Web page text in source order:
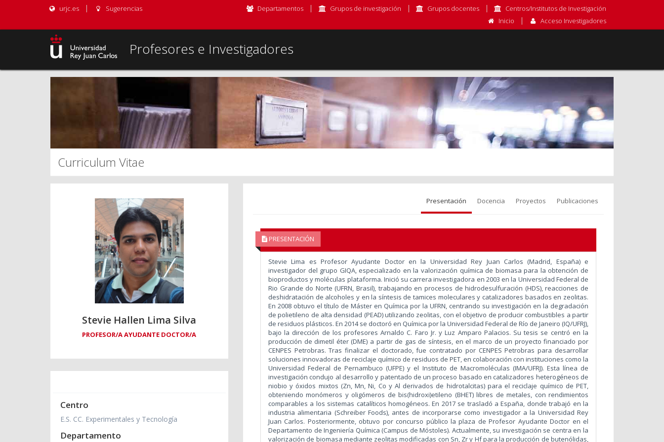
urjc.es Sugerencias Departamentos Grupos de investigación Grupos docentes
Centros/Institutos de Investigación
Inicio
Acceso Investigadores
Profesores e Investigadores
Curriculum Vitae
Stevie Hallen Lima Silva
PROFESOR/A AYUDANTE DOCTOR/A
Centro
E.S. CC. Experimentales y Tecnología
Departamento
Presentación Docencia Proyectos Publicaciones
PRESENTACIÓN
Stevie Lima es Profesor Ayudante Doctor en la Universidad Rey Juan Carlos (Madrid, España) e
investigador del grupo GIQA, especializado en la valorización química de biomasa para la obtención de
bioproductos y moléculas plataforma. Inició su carrera investigadora en 2003 en la Universidad Federal de
Rio Grande do Norte (UFRN, Brasil), trabajando en procesos de hidrodesulfuración (HDS), reacciones de
deshidratación de alcoholes y en la síntesis de tamices moleculares y catalizadores basados en zeolitas.
En 2008 obtuvo el título de Máster en Química por la UFRN, centrando su investigación en la degradación
de polietileno de alta densidad (PEAD) utilizando zeolitas, con el objetivo de producir combustibles a partir
de residuos plásticos. En 2014 se doctoró en Química por la Universidad Federal de Río de Janeiro (IQ/UFRJ),
bajo la dirección de los profesores Arnaldo C. Faro Jr. y Luz Amparo Palacios. Su tesis se centró en la
producción de dimetil éter (DME) a partir de gas de síntesis, en el marco de un proyecto financiado por
CENPES Petrobras. Tras finalizar el doctorado, fue contratado por CENPES Petrobras para desarrollar
soluciones innovadoras de reciclaje químico de residuos de PET, en colaboración con instituciones como la
Universidad Federal de Pernambuco (UFPE) y el Instituto de Macromoléculas (IMA/UFRJ). Esta línea de
investigación condujo al desarrollo y patentado de un proceso basado en catalizadores heterogéneos de
niobio y óxidos mixtos (Zn, Mn, Ni, Co y Al derivados de hidrotalcitas) para el reciclaje químico de PET,
obteniendo monómeros y oligómeros de bis(hidroxi)etileno (BHET) libres de metales, con rendimientos
comparables a los sistemas catalíticos homogéneos. En 2017 se trasladó a España, donde trabajó en la
industria alimentaria (Schreiber Foods), antes de incorporarse como investigador a la Universidad Rey
Juan Carlos. Posteriormente, obtuvo por concurso público la plaza de Profesor Ayudante Doctor en el
Departamento de Ingeniería Química (Campus de Móstoles). Actualmente, su investigación se centra en la
valorización de biomasa mediante zeolitas modificadas con Sn, Zr y Hf para la producción de butenólidas,